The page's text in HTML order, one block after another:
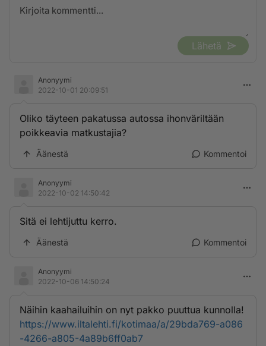
Lähetä
Anonyymi
2022-10-01 20:09:51
Oliko täyteen pakatussa autossa ihonväriltään
poikkeavia matkustajia?
Äänestä Kommentoi
Anonyymi
2022-10-02 14:50:42
Sitä ei lehtijuttu kerro.
Äänestä Kommentoi
Anonyymi
2022-10-06 14:50:24
Näihin kaahailuihin on nyt pakko puuttua kunnolla!
https://www.iltalehti.fi/kotimaa/a/29bda769-a086
-4266-a805-4a89b6ff0ab7